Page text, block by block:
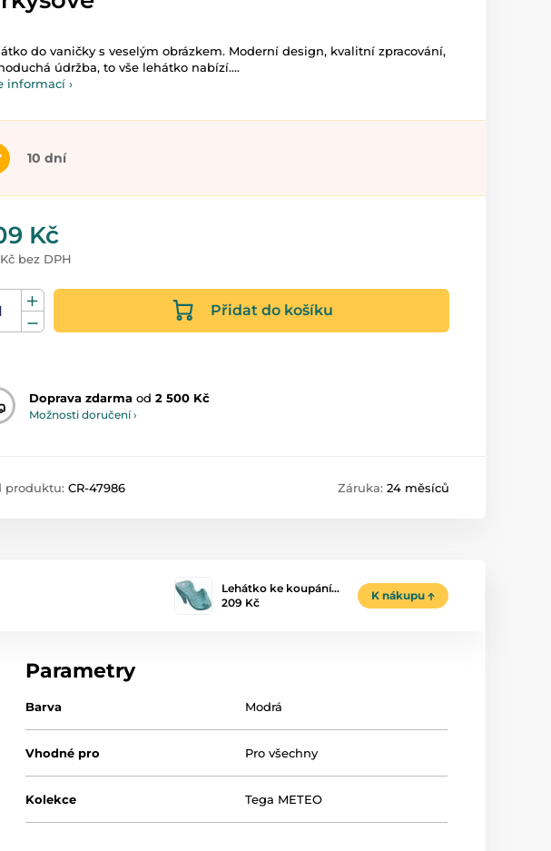
do vaničky s veselým obrázkem. Moderní design, kvalitní zpracování,
údržba, to vše lehátko nabízí....
informací ›
10 dní
Kč
bez DPH
Přidat do košíku
Doprava zdarma od 2 500 Kč
Možnosti doručení ›
produktu: CR-47986 Záruka: 24 měsíců
Lehátko ke koupání…
209 Kč
K nákupu
Parametry
Barva Modrá
Vhodné pro Pro všechny
Kolekce Tega METEO